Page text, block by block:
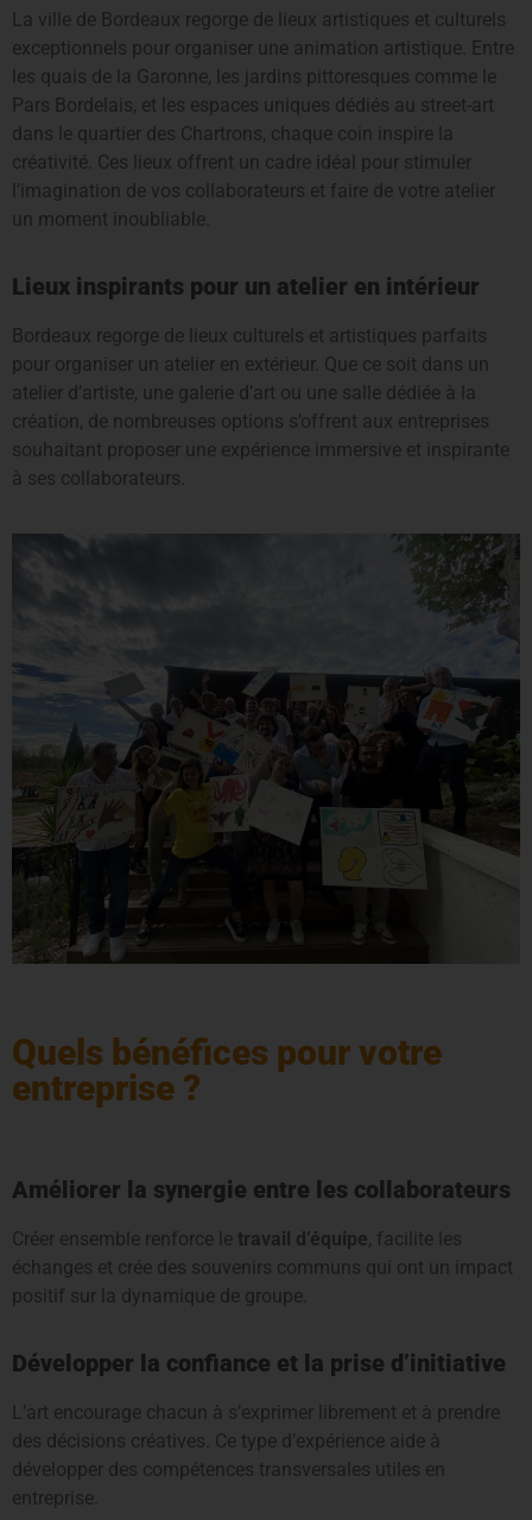
La ville de Bordeaux regorge de lieux artistiques et culturels
exceptionnels pour organiser une animation artistique. Entre
les quais de la Garonne, les jardins pittoresques comme le
Pars Bordelais, et les espaces uniques dédiés au street-art
dans le quartier des Chartrons, chaque coin inspire la
créativité. Ces lieux offrent un cadre idéal pour stimuler
l’imagination de vos collaborateurs et faire de votre atelier
un moment inoubliable.
Lieux inspirants pour un atelier en intérieur
Bordeaux regorge de lieux culturels et artistiques parfaits
pour organiser un atelier en extérieur. Que ce soit dans un
atelier d’artiste, une galerie d’art ou une salle dédiée à la
création, de nombreuses options s’offrent aux entreprises
souhaitant proposer une expérience immersive et inspirante
à ses collaborateurs.
Quels bénéfices pour votre
entreprise ?
Améliorer la synergie entre les collaborateurs
Créer ensemble renforce le travail d’équipe, facilite les
échanges et crée des souvenirs communs qui ont un impact
positif sur la dynamique de groupe.
Développer la confiance et la prise d’initiative
L’art encourage chacun à s’exprimer librement et à prendre
des décisions créatives. Ce type d’expérience aide à
développer des compétences transversales utiles en
entreprise.